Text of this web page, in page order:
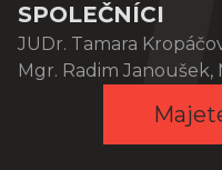
SPOLEČNÍCI
JUDr. Tamara
Mgr. Radim